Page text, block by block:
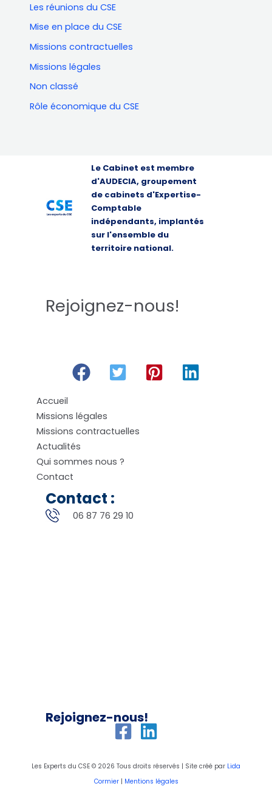
Les réunions du CSE
Mise en place du CSE
Missions contractuelles
Missions légales
Non classé
Rôle économique du CSE
Le Cabinet est membre
d'AUDECIA, groupement
de cabinets d'Expertise-
Comptable
indépendants, implantés
sur l'ensemble du
territoire national.
Rejoignez-nous!
Accueil
Missions légales
Missions contractuelles
Actualités
Qui sommes nous ?
Contact
Contact :
06 87 76 29 10
Rejoignez-nous!
Les Experts du CSE © 2026 Tous droits réservés | Site créé par Lida
Cormier| Mentions légales